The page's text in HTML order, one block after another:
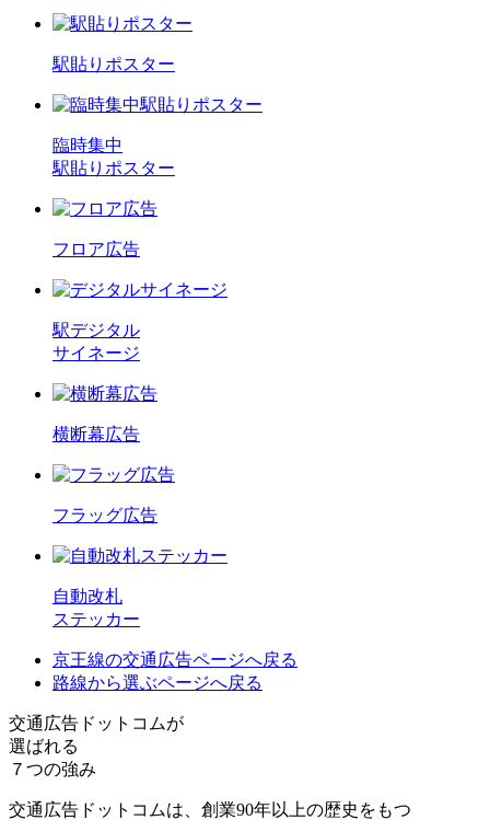
駅貼りポスター
臨時集中
駅貼りポスター
フロア広告
駅デジタル
サイネージ
横断幕広告
フラッグ広告
自動改札
ステッカー
京王線の交通広告ページへ戻る
路線から選ぶページへ戻る
交通広告ドットコムが
選ばれる
７つの強み
交通広告ドットコムは、創業90年以上の歴史をもつ